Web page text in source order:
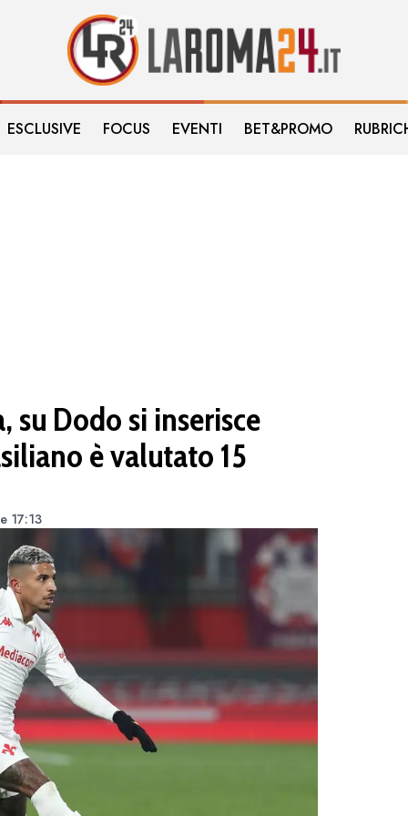
ESCLUSIVE FOCUS EVENTI BET&PROMO
su Dodo si inserisce
è valutato 15
17:13